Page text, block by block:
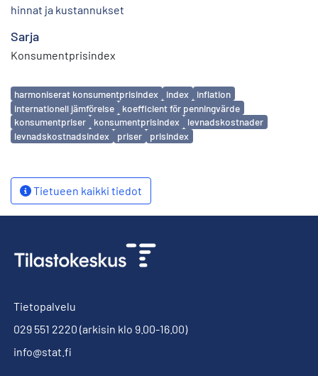
hinnat ja kustannukset
Sarja
Konsumentprisindex
Avainsanat
harmoniserat konsumentprisindex index
inflation
internationell jämförelse
koefficient för penningvärde
konsumentpriser
konsumentprisindex
levnadskostnader
levnadskostnadsindex
priser prisindex
Tietueen kaikki tiedot
Tietopalvelu
029 551 2220 (arkisin klo 9.00-16.00)
info@stat.fi